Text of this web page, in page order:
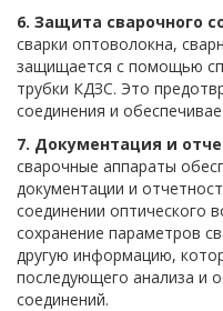
6. Защита сварочного
сварки оптоволокна,
защищается с помощью
трубки КДЗС. Это
соединения и
7. Документация и
сварочные аппараты
документации и
соединении оптического
сохранение параметров
другую информацию,
последующего анализа и
соединений.